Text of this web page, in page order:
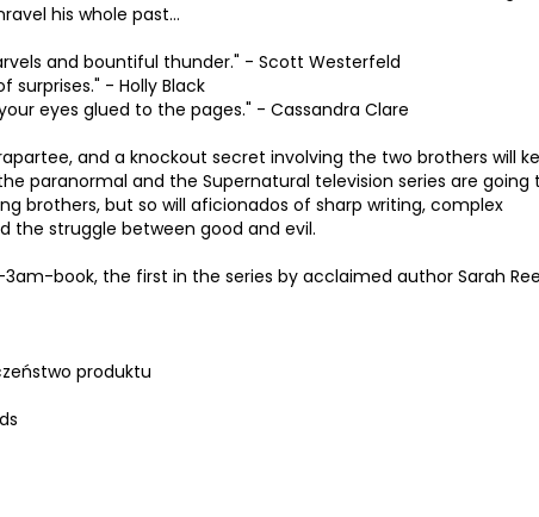
his whole past…
and bountiful thunder." - Scott Westerfeld
surprises." - Holly Black
eyes glued to the pages." - Cassandra Clare
and a knockout secret involving the two brothers will
paranormal and the Supernatural television series are going
brothers, but so will aficionados of sharp writing, complex
the struggle between good and evil.
book, the first in the series by acclaimed author Sarah
produktu